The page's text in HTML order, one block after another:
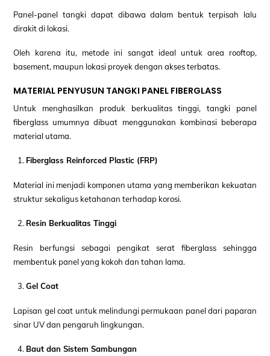
Panel-panel tangki dapat dibawa dalam bentuk terpisah lalu
dirakit di lokasi.
Oleh karena itu, metode ini sangat ideal untuk area rooftop,
basement, maupun lokasi proyek dengan akses terbatas.
MATERIAL PENYUSUN TANGKI PANEL FIBERGLASS
Untuk menghasilkan produk berkualitas tinggi, tangki panel
fiberglass umumnya dibuat menggunakan kombinasi beberapa
material utama.
Fiberglass Reinforced Plastic (FRP)
Material ini menjadi komponen utama yang memberikan kekuatan
struktur sekaligus ketahanan terhadap korosi.
Resin Berkualitas Tinggi
Resin berfungsi sebagai pengikat serat fiberglass sehingga
membentuk panel yang kokoh dan tahan lama.
Gel Coat
Lapisan gel coat untuk melindungi permukaan panel dari paparan
sinar UV dan pengaruh lingkungan.
Baut dan Sistem Sambungan